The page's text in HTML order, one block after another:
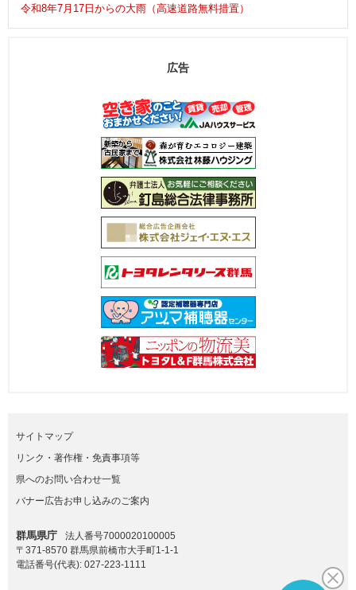
令和8年7月17日からの大雨（高速道路無料措置）
広告
サイトマップ
リンク・著作権・免責事項等
県へのお問い合わせ一覧
バナー広告お申し込みのご案内
群馬県庁
法人番号7000020100005
〒371-8570 群馬県前橋市大手町1-1-1
電話番号(代表): 027-223-1111